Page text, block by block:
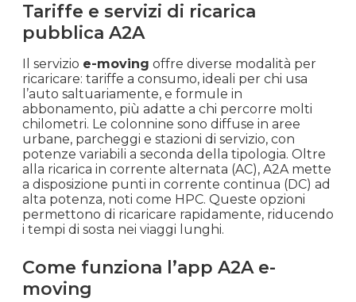
Tariffe e servizi di ricarica
pubblica A2A
Il servizio e-moving offre diverse modalità per
ricaricare: tariffe a consumo, ideali per chi usa
l’auto saltuariamente, e formule in
abbonamento, più adatte a chi percorre molti
chilometri. Le colonnine sono diffuse in aree
urbane, parcheggi e stazioni di servizio, con
potenze variabili a seconda della tipologia. Oltre
alla ricarica in corrente alternata (AC), A2A mette
a disposizione punti in corrente continua (DC) ad
alta potenza, noti come HPC. Queste opzioni
permettono di ricaricare rapidamente, riducendo
i tempi di sosta nei viaggi lunghi.
Come funziona l’app A2A e-
moving